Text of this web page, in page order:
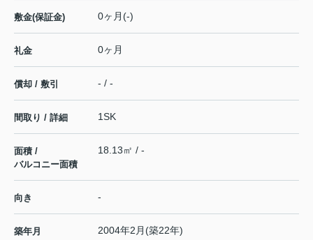
敷金(保証金) 0ヶ月(-)
礼金 0ヶ月
償却 / 敷引 - / -
間取り / 詳細 1SK
面積 /
バルコニー面積
18.13㎡ / -
向き -
築年月 2004年2月(築22年)